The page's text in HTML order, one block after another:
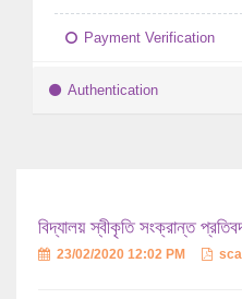
Payment Verification
Authentication
বিদ্যালয় স্বীকৃতি সংক্রান্ত
23/02/2020 12:02 PM